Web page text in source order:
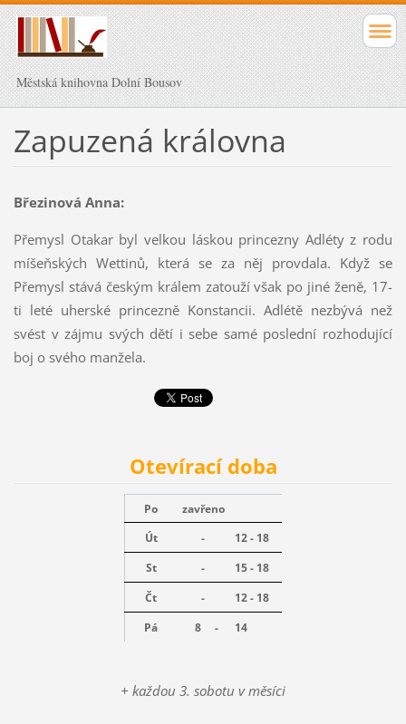
Městská knihovna Dolní Bousov
Zapuzená královna
Březinová Anna:
Přemysl Otakar byl velkou láskou princezny Adléty z rodu
míšeňských Wettinů, která se za něj provdala. Když se
Přemysl stává českým králem zatouží však po jiné ženě, 17-
ti leté uherské princezně Konstancii. Adlétě nezbývá než
svést v zájmu svých dětí i sebe samé poslední rozhodující
boj o svého manžela.
Otevírací doba
Po
zavřeno
Út
-
12 - 18
St
-
15 - 18
Čt
-
12 - 18
Pá
8 - 14
+ každou 3. sobotu v měsíci